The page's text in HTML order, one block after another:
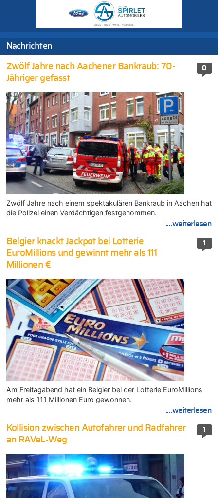
Nachrichten
0
Zwölf Jahre nach Aachener Bankraub: 70-
Jähriger gefasst
Zwölf Jahre nach einem spektakulären Bankraub in Aachen hat
die Polizei einen Verdächtigen festgenommen.
....weiterlesen
1
Belgier knackt Jackpot bei Lotterie
EuroMillions und gewinnt mehr als 111
Millionen €
Am Freitagabend hat ein Belgier bei der Lotterie EuroMillions
mehr als 111 Millionen Euro gewonnen.
....weiterlesen
1
Kollision zwischen Autofahrer und Radfahrer
an RAVeL-Weg